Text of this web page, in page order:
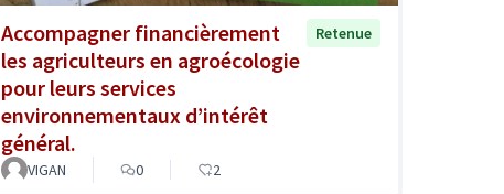
Accompagner financièrement
les agriculteurs en agroécologie
pour leurs services
environnementaux d’intérêt
général.
Retenue
VIGAN 0 2